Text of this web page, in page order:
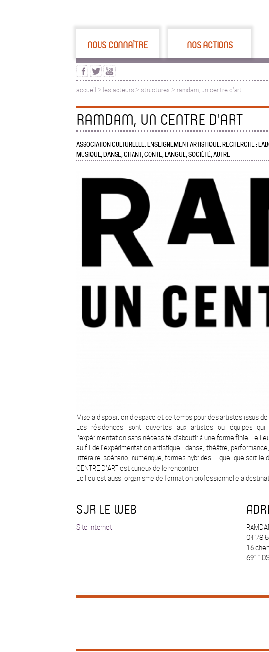
NOUS CONNAÎTRE NOS ACTIONS
accueil > les acteurs > structures > ramdam, un centre d'art
RAMDAM, UN CENTRE D'ART
ASSOCIATION CULTURELLE, ENSEIGNEMENT ARTISTIQUE, RECHERCHE :
MUSIQUE, DANSE, CHANT, CONTE, LANGUE, SOCIÉTÉ, AUTRE
Mise à disposition d'espace et de temps pour des artistes issus
Les résidences sont ouvertes aux artistes ou équipes
l'expérimentation sans nécessité d'aboutir à une forme finie. Le
au fil de l’expérimentation artistique : danse, théâtre,
littéraire, scénario, numérique, formes hybrides… quel que soit le
CENTRE D'ART est curieux de le rencontrer.
Le lieu est aussi organisme de formation professionnelle à
SUR LE WEB
Site internet
04 78
16